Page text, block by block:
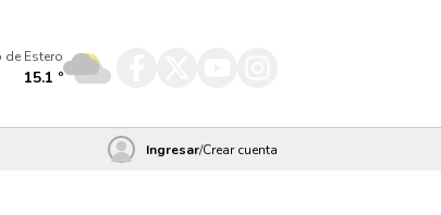
de Estero
15.1 º
Ingresar/Crear cuenta